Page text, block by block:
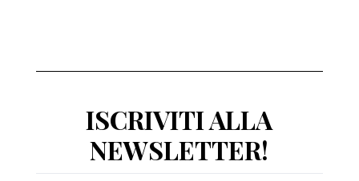
ISCRIVITI ALLA
NEWSLETTER!